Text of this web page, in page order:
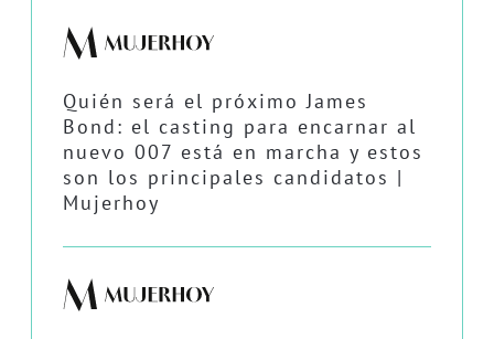
Quién será el próximo James
Bond: el casting para encarnar al
nuevo 007 está en marcha y estos
son los principales candidatos |
Mujerhoy